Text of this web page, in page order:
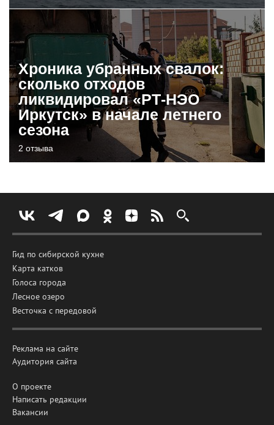
Хроника убранных свалок:
сколько отходов
ликвидировал «РТ-НЭО
Иркутск» в начале летнего
сезона
2 отзыва
Гид по сибирской кухне
Карта катков
Голоса города
Лесное озеро
Весточка с передовой
Реклама на сайте
Аудитория сайта
О проекте
Написать редакции
Вакансии